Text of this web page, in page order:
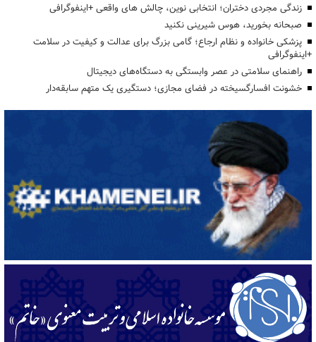
زندگی مجردی دختران؛ انتخابی نوین، چالش های واقعی +اینفوگرافی
صبحانه بخورید، هوس شیرینی نکنید
پزشکی خانواده و نظام ارجاع؛ گامی بزرگ برای عدالت و کیفیت در سلامت
+اینفوگرافی
راهنمای سلامتی در عصر وابستگی به دستگاه‌های دیجیتال
خشونت افسارگسیخته در فضای مجازی؛ دستگیری یک متهم سابقه‌دار